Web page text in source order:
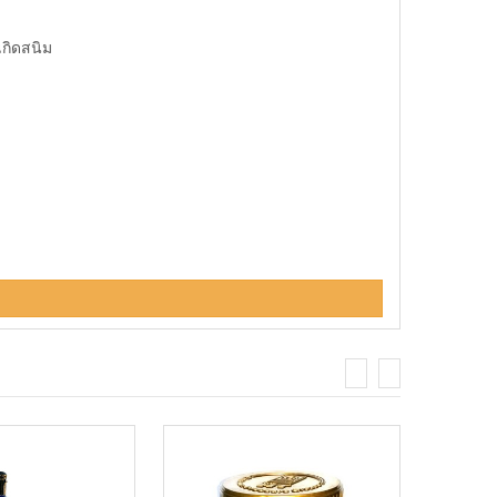
กิดสนิม